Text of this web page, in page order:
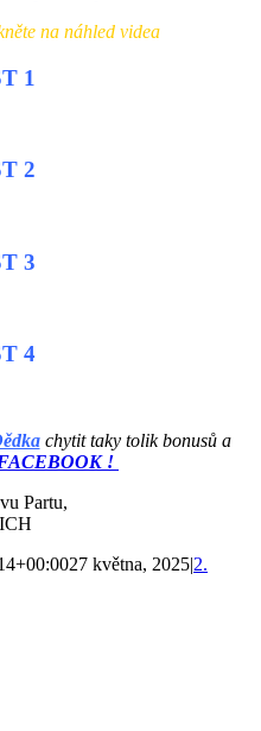
na náhled videa
1
2
3
4
chytit taky tolik bonusů a
!
Partu,
27 května, 2025|2.